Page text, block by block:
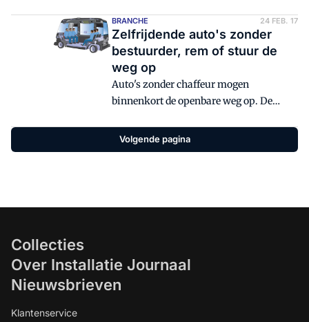
een zelfrijdende auto nooit meer gedoe
met inparkeren, invoegen of
onoplettende mede-weggebruikers.
BRANCHE 24 FEB. 17
Zelfrijdende auto's zonder
bestuurder, rem of stuur de
weg op
Auto's zonder chaffeur mogen
binnenkort de openbare weg op. De
voorstel van minister Schultz van
Infrastructuur om te experimenteren
Volgende pagina
Collecties
Over Installatie Journaal
Nieuwsbrieven
Klantenservice